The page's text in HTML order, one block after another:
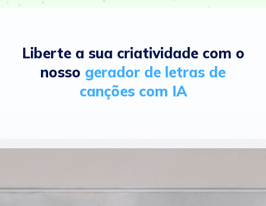
Liberte a sua criatividade com o
nosso gerador de letras de
canções com IA